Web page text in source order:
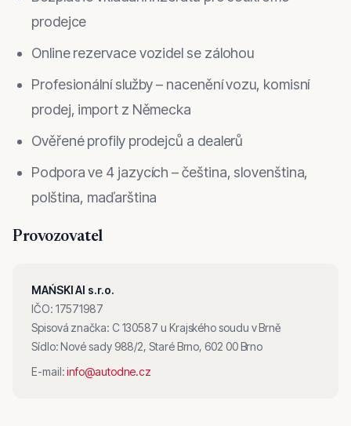
prodejce
Online rezervace vozidel se zálohou
Profesionální služby – nacenění vozu, komisní
prodej, import z Německa
Ověřené profily prodejců a dealerů
Podpora ve 4 jazycích – čeština, slovenština,
polština, maďarština
Provozovatel
MAŃSKI AI s.r.o.
IČO: 17571987
Spisová značka: C 130587 u Krajského soudu v Brně
Sídlo: Nové sady 988/2, Staré Brno, 602 00 Brno
E-mail:info@autodne.cz